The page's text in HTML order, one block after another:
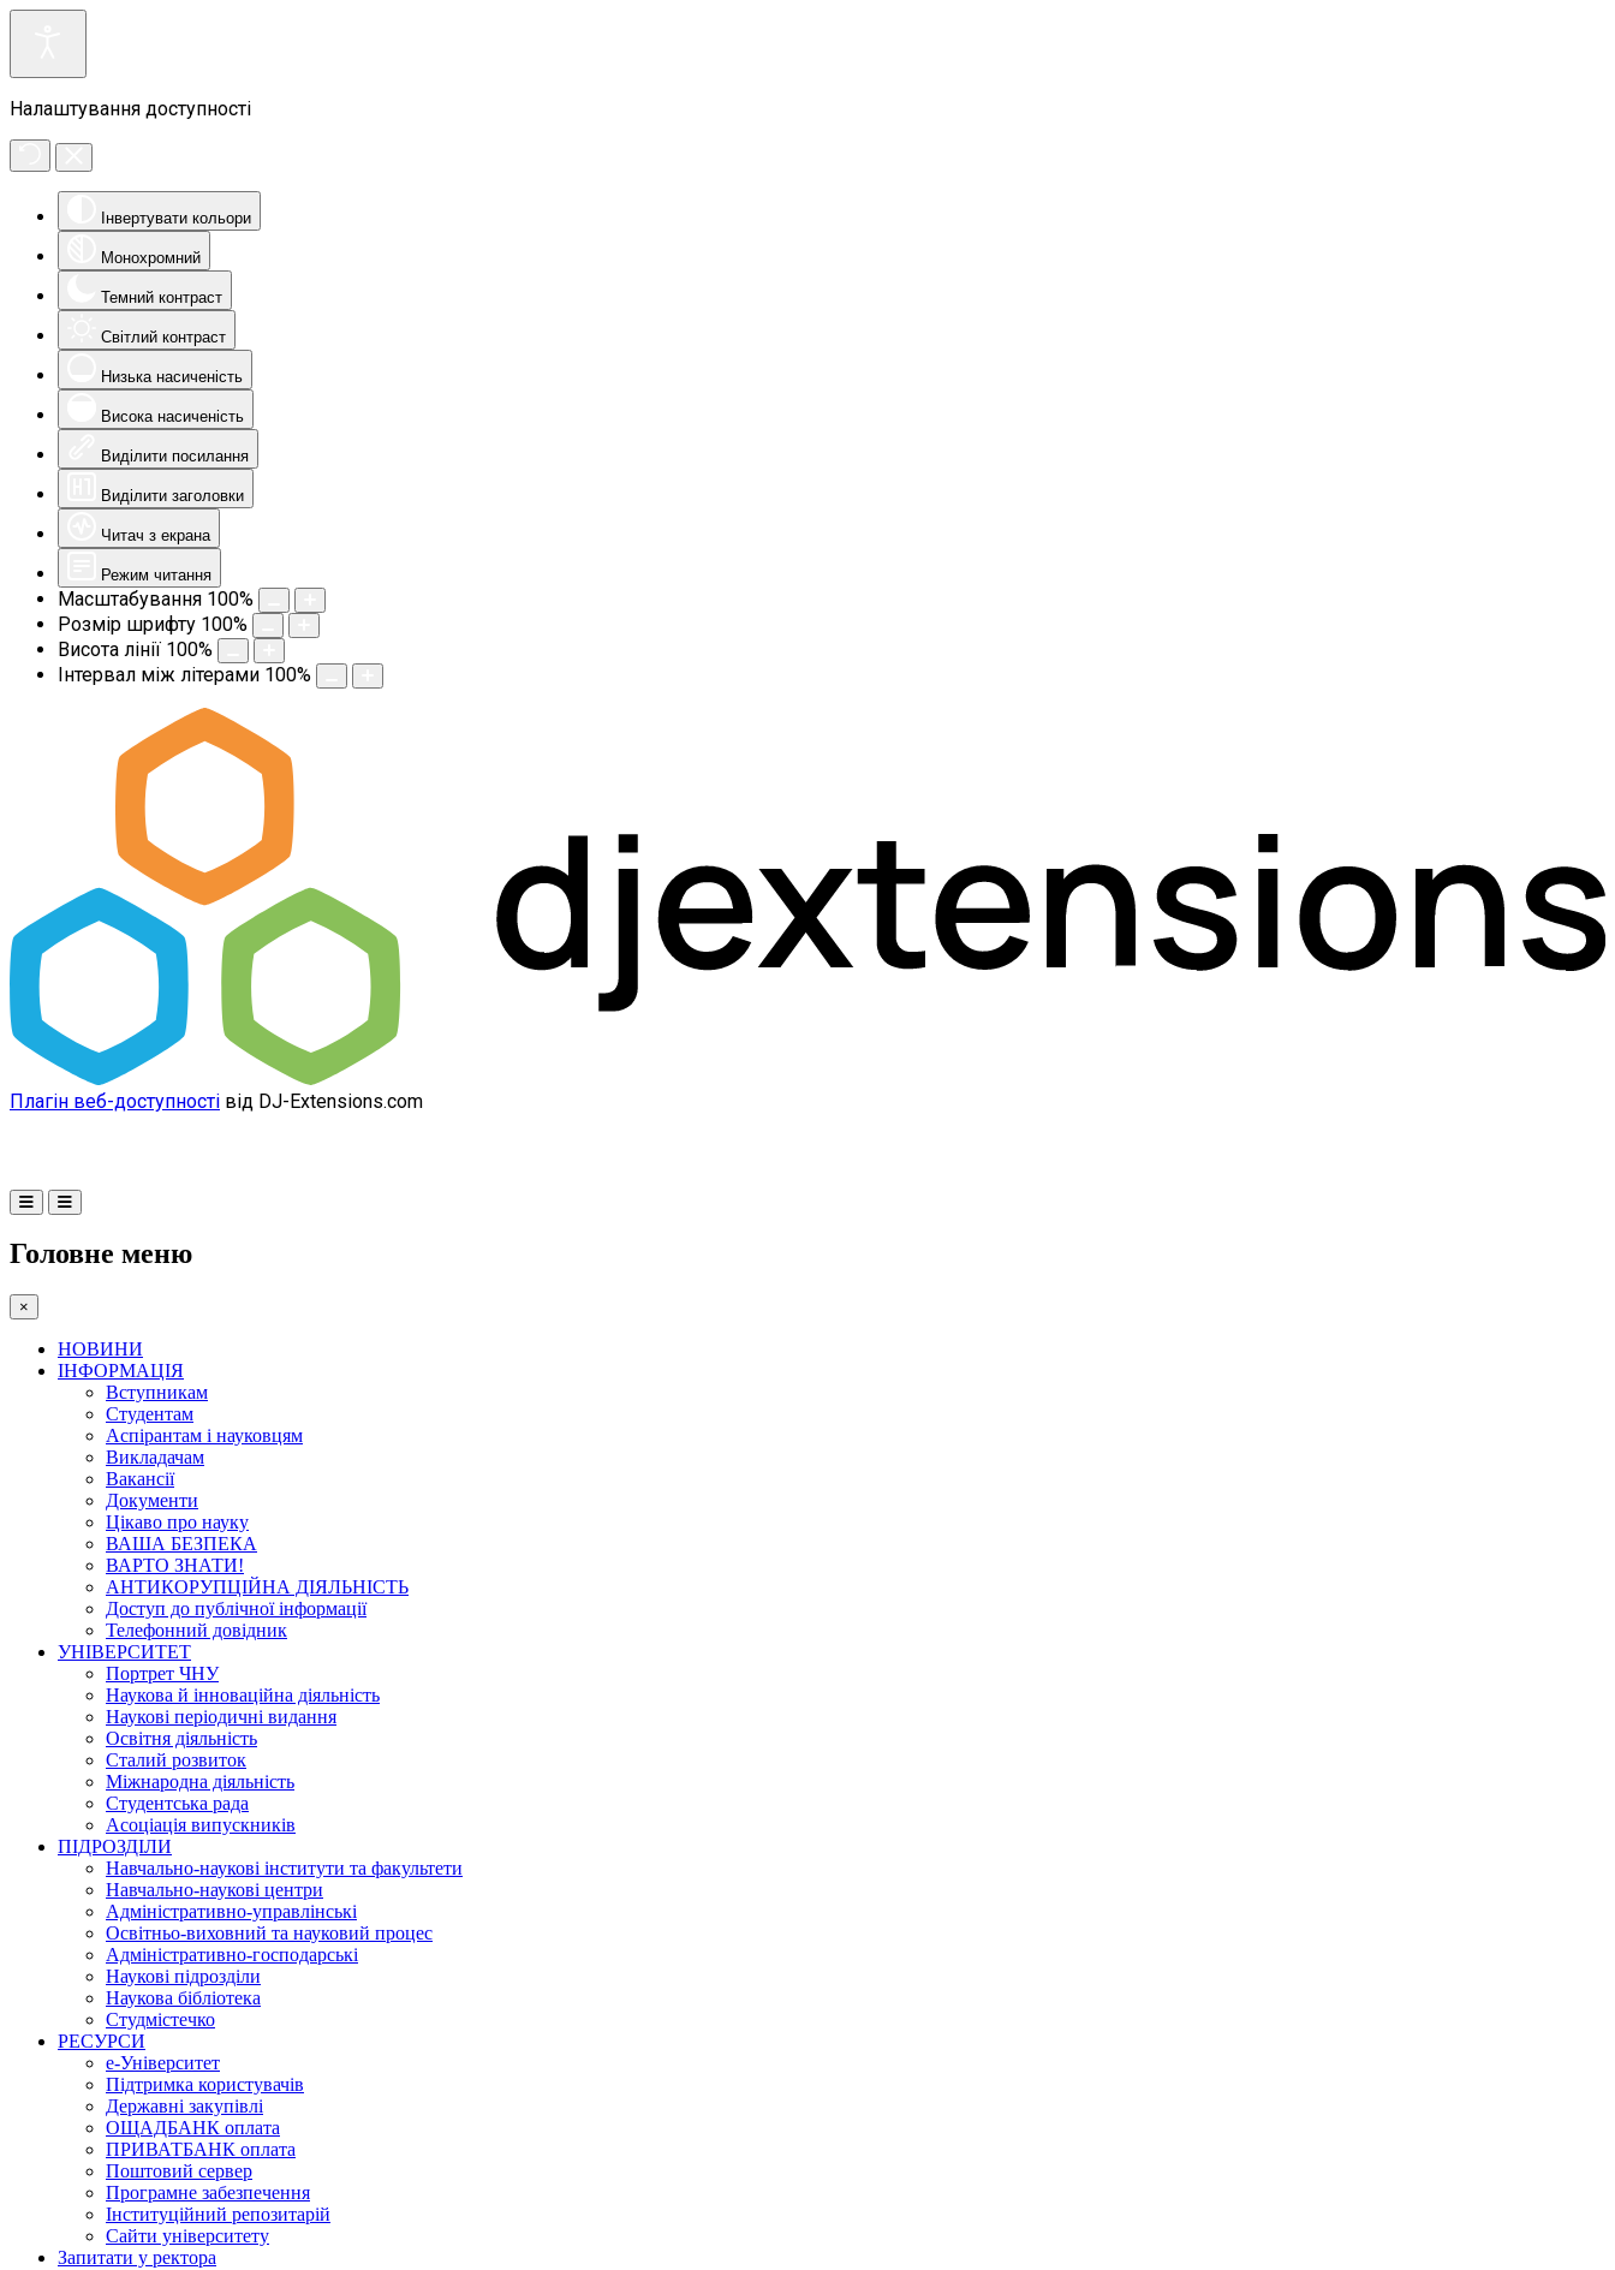
Налаштування доступності
Інвертувати кольори
Монохромний
Темний контраст
Світлий контраст
Низька насиченість
Висока насиченість
Виділити посилання
Виділити заголовки
Читач з екрана
Режим читання
Масштабування 100%
Розмір шрифту 100%
Висота лінії 100%
Інтервал між літерами 100%
Плагін веб-доступності від DJ-Extensions.com
Головне меню
×
НОВИНИ
ІНФОРМАЦІЯ
Вступникам
Студентам
Аспірантам і науковцям
Викладачам
Вакансії
Документи
Цікаво про науку
ВАША БЕЗПЕКА
ВАРТО ЗНАТИ!
АНТИКОРУПЦІЙНА ДІЯЛЬНІСТЬ
Доступ до публічної інформації
Телефонний довідник
УНІВЕРСИТЕТ
Портрет ЧНУ
Наукова й інноваційна діяльність
Наукові періодичні видання
Освітня діяльність
Сталий розвиток
Міжнародна діяльність
Студентська рада
Асоціація випускників
ПІДРОЗДІЛИ
Навчально-наукові інститути та факультети
Навчально-наукові центри
Адміністративно-управлінські
Освітньо-виховний та науковий процес
Адміністративно-господарські
Наукові підрозділи
Наукова бібліотека
Студмістечко
РЕСУРСИ
е-Університет
Підтримка користувачів
Державні закупівлі
ОЩАДБАНК оплата
ПРИВАТБАНК оплата
Поштовий сервер
Програмне забезпечення
Інституційний репозитарій
Сайти університету
Запитати у ректора